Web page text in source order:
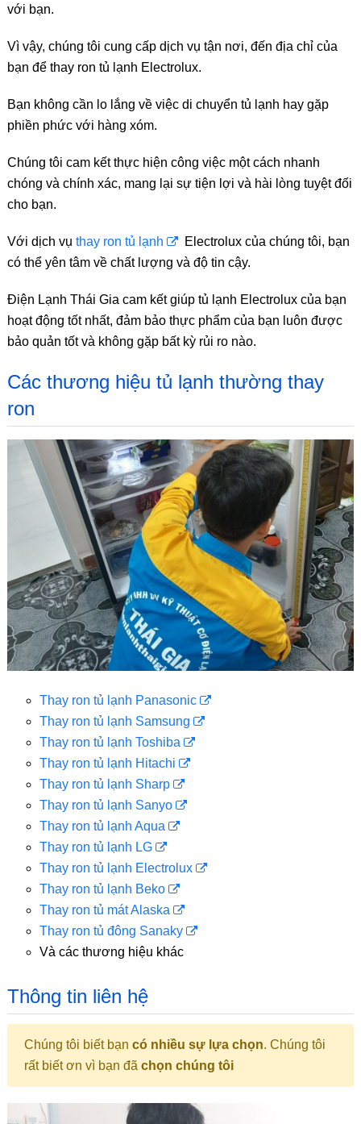
với bạn.
Vì vậy, chúng tôi cung cấp dịch vụ tận nơi, đến địa chỉ của
bạn để thay ron tủ lạnh Electrolux.
Bạn không cần lo lắng về việc di chuyển tủ lạnh hay gặp
phiền phức với hàng xóm.
Chúng tôi cam kết thực hiện công việc một cách nhanh
chóng và chính xác, mang lại sự tiện lợi và hài lòng tuyệt đối
cho bạn.
Với dịch vụ thay ron tủ lạnh
Electrolux của chúng tôi, bạn
có thể yên tâm về chất lượng và độ tin cậy.
Điện Lạnh Thái Gia cam kết giúp tủ lạnh Electrolux của bạn
hoạt động tốt nhất, đảm bảo thực phẩm của bạn luôn được
bảo quản tốt và không gặp bất kỳ rủi ro nào.
Các thương hiệu tủ lạnh thường thay
ron
Thay ron tủ lạnh Panasonic
Thay ron tủ lạnh Samsung
Thay ron tủ lạnh Toshiba
Thay ron tủ lạnh Hitachi
Thay ron tủ lạnh Sharp
Thay ron tủ lạnh Sanyo
Thay ron tủ lạnh Aqua
Thay ron tủ lạnh LG
Thay ron tủ lạnh Electrolux
Thay ron tủ lạnh Beko
Thay ron tủ mát Alaska
Thay ron tủ đông Sanaky
Và các thương hiệu khác
Thông tin liên hệ
Chúng tôi biết bạn có nhiều sự lựa chọn. Chúng tôi
rất biết ơn vì bạn đã chọn chúng tôi